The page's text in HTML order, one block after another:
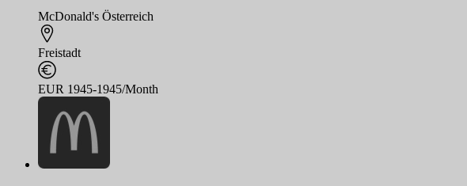
McDonald's Österreich
Freistadt
EUR 1945-1945/Month